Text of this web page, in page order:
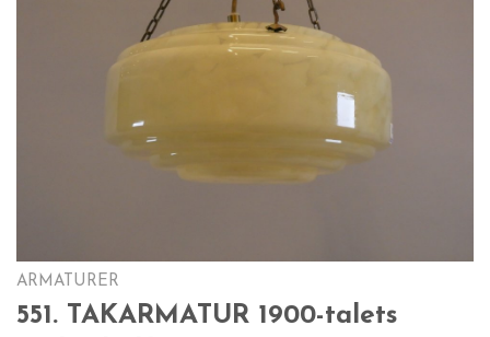
ARMATURER
551. TAKARMATUR 1900-talets